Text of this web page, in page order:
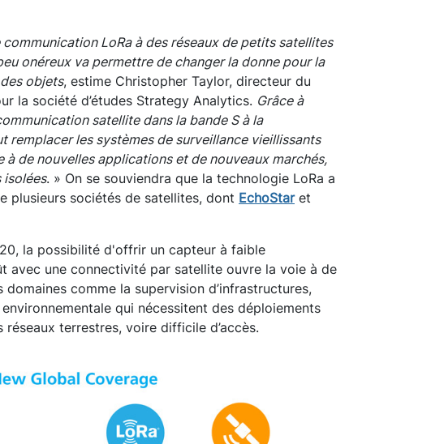
communication LoRa à des réseaux de petits satellites
onéreux va permettre de changer la donne pour la
objets, estime Christopher Taylor, directeur du
la société d’études Strategy Analytics. Grâce à
satellite dans la bande S à la
remplacer les systèmes de surveillance vieillissants
de nouvelles applications et de nouveaux marchés,
isolées. » On se souviendra que la technologie LoRa a
plusieurs sociétés de satellites, dont EchoStaret
la possibilité d'offrir un capteur à faible
avec une connectivité par satellite ouvre la voie à de
comme la supervision d’infrastructures,
qui nécessitent des déploiements
terrestres, voire difficile d’accès.